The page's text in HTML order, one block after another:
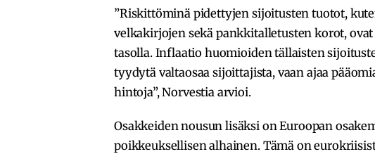
”Riskittöminä pidettyjen sijoitusten tuotot,
velkakirjojen sekä pankkitalletusten korot,
tasolla. Inflaatio huomioiden tällaisten
tyydytä valtaosaa sijoittajista, vaan ajaa
hintoja”, Norvestia arvioi.
Osakkeiden nousun lisäksi on Euroopan
poikkeuksellisen alhainen. Tämä on